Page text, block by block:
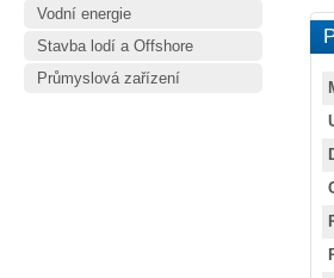
Vodní energie
Stavba lodí a Offshore
Průmyslová zařízení